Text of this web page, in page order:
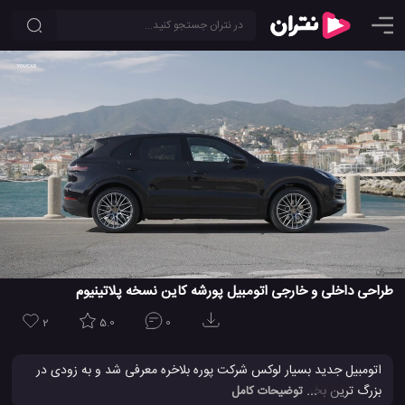
طراحی داخلی و خارجی اتومبیل پورشه کاین نسخه پلاتینیوم
2 5.0 0
اتومبیل جدید بسیار لوکس شرکت پوره بلاخره معرفی شد و به زودی در
بزرگ ترین بخش خط تولید شرکت پورشه قرار می گیرد و نیز به فروش
... توضیحات کامل